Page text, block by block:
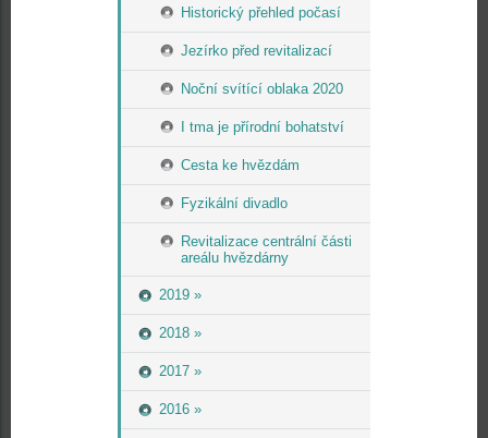
Historický přehled počasí
Jezírko před revitalizací
Noční svítící oblaka 2020
I tma je přírodní bohatství
Cesta ke hvězdám
Fyzikální divadlo
Revitalizace centrální části
areálu hvězdárny
2019 »
2018 »
2017 »
2016 »